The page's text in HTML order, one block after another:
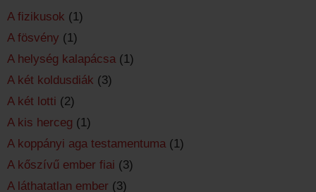
A fizikusok (1)
A fösvény (1)
A helység kalapácsa (1)
A két koldusdiák (3)
A két lotti (2)
A kis herceg (1)
A koppányi aga testamentuma (1)
A kőszívű ember fiai (3)
A láthatatlan ember (3)